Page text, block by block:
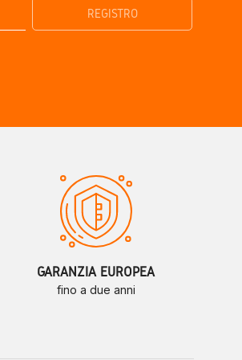
GARANZIA EUROPEA
fino a due anni